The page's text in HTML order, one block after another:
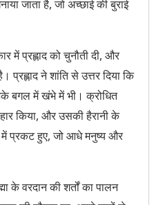
जाता है, जो अच्छाई की बुराई
में प्रह्लाद को चुनौती दी, और
ने शांति से उत्तर दिया कि
बगल में खंभे में भी। क्रोधित
किया, और उसकी हैरानी के
में प्रकट हुए, जो आधे मनुष्य और
के वरदान की शर्तों का पालन